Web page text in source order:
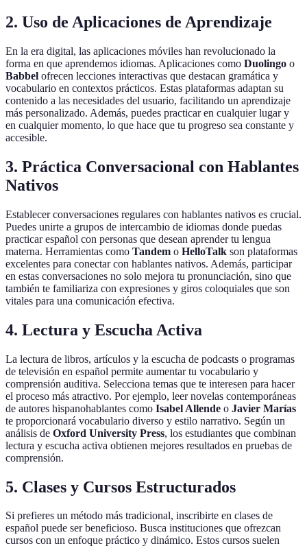
2. Uso de Aplicaciones de Aprendizaje
En la era digital, las aplicaciones móviles han revolucionado la
forma en que aprendemos idiomas. Aplicaciones como Duolingo o
Babbel ofrecen lecciones interactivas que destacan gramática y
vocabulario en contextos prácticos. Estas plataformas adaptan su
contenido a las necesidades del usuario, facilitando un aprendizaje
más personalizado. Además, puedes practicar en cualquier lugar y
en cualquier momento, lo que hace que tu progreso sea constante y
accesible.
3. Práctica Conversacional con Hablantes
Nativos
Establecer conversaciones regulares con hablantes nativos es crucial.
Puedes unirte a grupos de intercambio de idiomas donde puedas
practicar español con personas que desean aprender tu lengua
materna. Herramientas como Tandem o HelloTalk son plataformas
excelentes para conectar con hablantes nativos. Además, participar
en estas conversaciones no solo mejora tu pronunciación, sino que
también te familiariza con expresiones y giros coloquiales que son
vitales para una comunicación efectiva.
4. Lectura y Escucha Activa
La lectura de libros, artículos y la escucha de podcasts o programas
de televisión en español permite aumentar tu vocabulario y
comprensión auditiva. Selecciona temas que te interesen para hacer
el proceso más atractivo. Por ejemplo, leer novelas contemporáneas
de autores hispanohablantes como Isabel Allende o Javier Marías
te proporcionará vocabulario diverso y estilo narrativo. Según un
análisis de Oxford University Press, los estudiantes que combinan
lectura y escucha activa obtienen mejores resultados en pruebas de
comprensión.
5. Clases y Cursos Estructurados
Si prefieres un método más tradicional, inscribirte en clases de
español puede ser beneficioso. Busca instituciones que ofrezcan
cursos con un enfoque práctico y dinámico. Estos cursos suelen